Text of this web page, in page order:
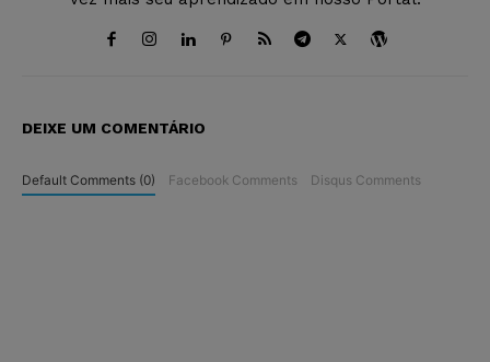
DEIXE UM COMENTÁRIO
Default Comments (0) Facebook Comments Disqus Comments